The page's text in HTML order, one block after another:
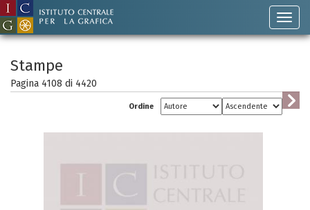
Stampe
Pagina 4108 di 4420
Ordine